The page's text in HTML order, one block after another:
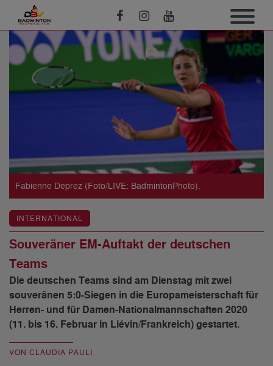
Fabienne Deprez (Foto/LIVE: BadmintonPhoto).
INTERNATIONAL
Souveräner EM-Auftakt der deutschen
Teams
Die deutschen Teams sind am Dienstag mit zwei
souveränen 5:0-Siegen in die Europameisterschaft für
Herren- und für Damen-Nationalmannschaften 2020
(11. bis 16. Februar in Liévin/Frankreich) gestartet.
VON CLAUDIA PAULI